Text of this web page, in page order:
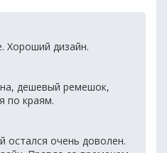
Хороший дизайн.
дешевый ремешок,
по краям.
остался очень доволен.